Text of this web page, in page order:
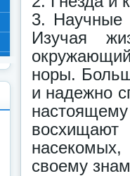
3. Научные
Изучая
норы.
и надежно
своему